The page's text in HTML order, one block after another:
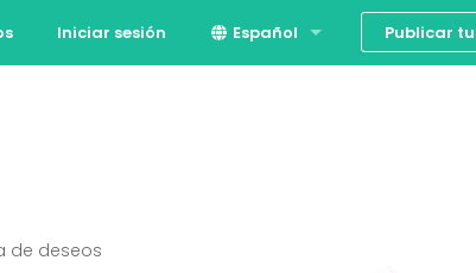
Iniciar sesión Español Publicar
de deseos